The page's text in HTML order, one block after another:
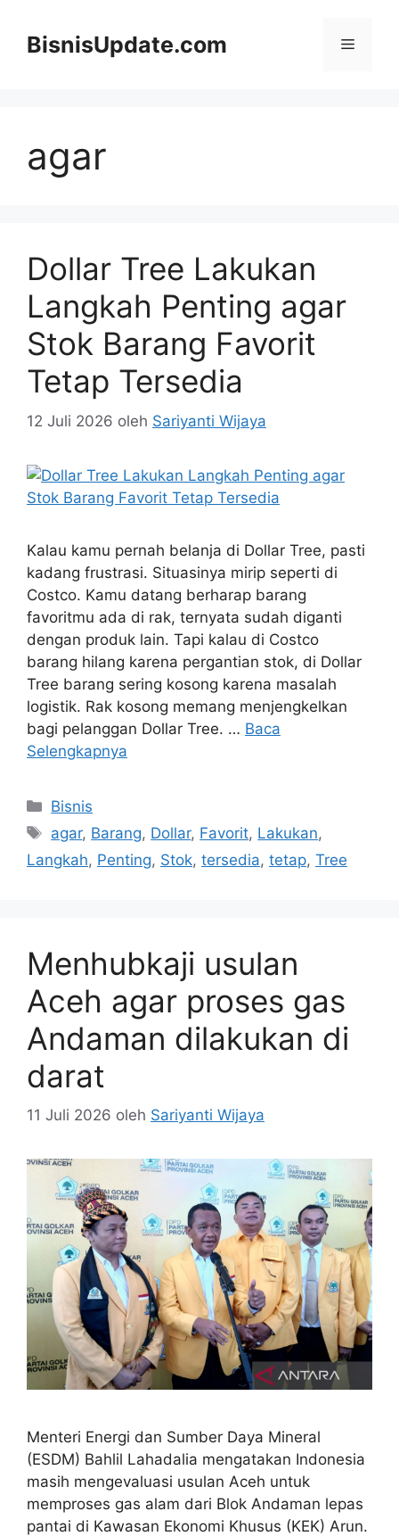
BisnisUpdate.com Menu
agar
Dollar Tree Lakukan
Langkah Penting agar
Stok Barang Favorit
Tetap Tersedia
12 Juli 2026 oleh Sariyanti Wijaya
Kalau kamu pernah belanja di Dollar Tree, pasti
kadang frustrasi. Situasinya mirip seperti di
Costco. Kamu datang berharap barang
favoritmu ada di rak, ternyata sudah diganti
dengan produk lain. Tapi kalau di Costco
barang hilang karena pergantian stok, di Dollar
Tree barang sering kosong karena masalah
logistik. Rak kosong memang menjengkelkan
bagi pelanggan Dollar Tree. … Baca
Selengkapnya
Kategori
Bisnis
Tag
agar, Barang, Dollar, Favorit, Lakukan,
Langkah, Penting, Stok, tersedia, tetap, Tree
Menhubkaji usulan
Aceh agar proses gas
Andaman dilakukan di
darat
11 Juli 2026 oleh Sariyanti Wijaya
Menteri Energi dan Sumber Daya Mineral
(ESDM) Bahlil Lahadalia mengatakan Indonesia
masih mengevaluasi usulan Aceh untuk
memproses gas alam dari Blok Andaman lepas
pantai di Kawasan Ekonomi Khusus (KEK) Arun.